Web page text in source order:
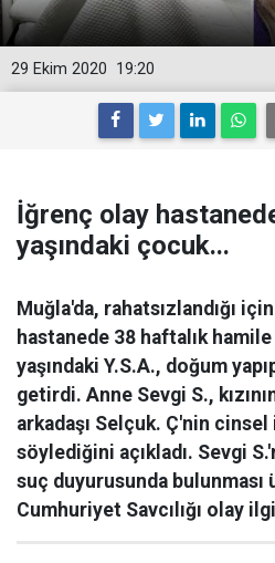
19:20
29 Ekim 2020
İğrenç olay
yaşındaki çocuk...
Muğla'da, rahatsızlandığı
hastanede 38 haftalık
yaşındaki Y.S.A., doğum
getirdi. Anne Sevgi S.,
arkadaşı Selçuk. Ç'nin cinsel
söylediğini açıkladı. Sevgi
suç duyurusunda
Cumhuriyet Savcılığı olay